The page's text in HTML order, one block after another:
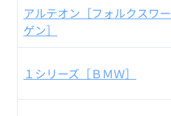
アルテオン［フォルクスワー
ゲン］
１シリーズ［ＢＭＷ］